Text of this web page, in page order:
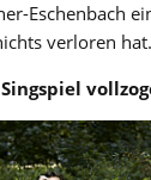
Eschenbach
verloren hat.